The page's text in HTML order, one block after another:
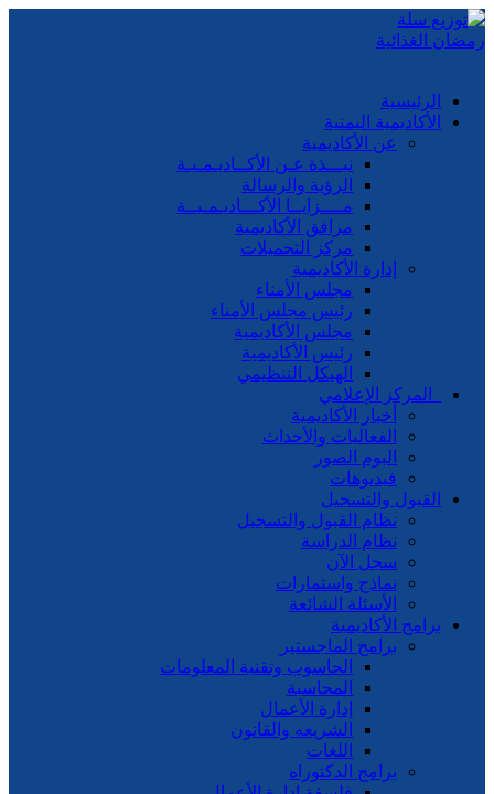
الرئيسية
الأكاديمية اليمنية
عن الأكاديمية
نبـــذة عـن الأكــاديـمـيـة
الرؤية والرسالة
مــــزايــا الأكـــاديـمـيــة
مرافق الأكاديمية
مركز التحميلات
إدارة الأكاديمية
مجلس الأمناء
رئيس مجلس الأمناء
مجلس الأكاديمية
رئيس الأكاديمية
الهيكل التنظيمي
المركز الإعلامي
أخبار الأكاديمية
الفعاليات والأحداث
البوم الصور
فيديوهات
القبول والتسجيل
نظام القبول والتسجيل
نظام الدراسة
سجل الآن
نماذج واستمارات
الأسئلة الشائعة
برامج الأكاديمية
برامج الماجستير
الحاسوب وتقنية المعلومات
المحاسبة
إدارة الأعمال
الشريعه والقانون
اللغات
برامج الدكتوراه